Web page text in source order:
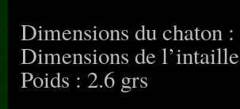
Dimensions du chaton
Dimensions de
Poids : 2.6 grs